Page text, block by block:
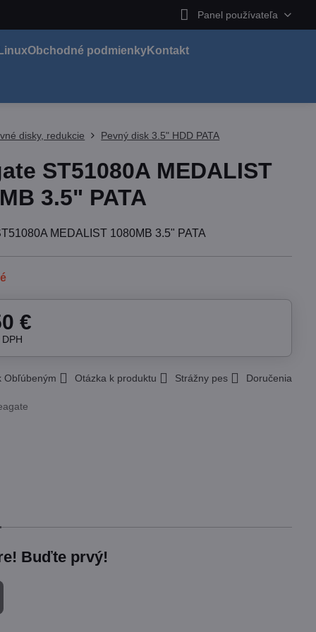
Panel používateľa
LinuxObchodné podmienkyKontakt
disky, redukcie Pevný disk 3.5" HDD PATA
ST51080A MEDALIST
3.5" PATA
MEDALIST 1080MB 3.5" PATA
€
Obľúbeným Otázka k produktu Strážny pes Doručenia
Buďte prvý!